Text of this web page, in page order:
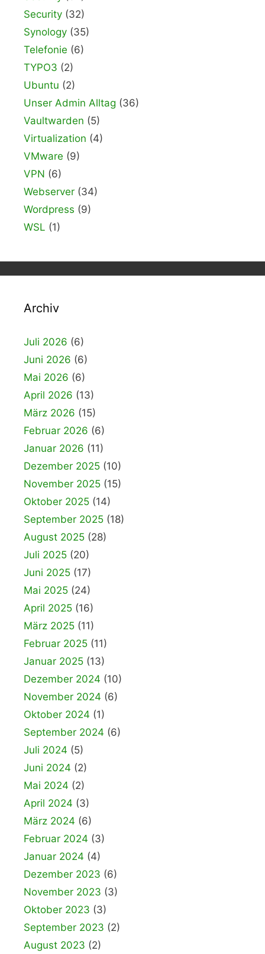
Security (32)
Synology (35)
Telefonie (6)
TYPO3 (2)
Ubuntu (2)
Unser Admin Alltag (36)
Vaultwarden (5)
Virtualization (4)
VMware (9)
VPN (6)
Webserver (34)
Wordpress (9)
WSL (1)
Archiv
Juli 2026 (6)
Juni 2026 (6)
Mai 2026 (6)
April 2026 (13)
März 2026 (15)
Februar 2026 (6)
Januar 2026 (11)
Dezember 2025 (10)
November 2025 (15)
Oktober 2025 (14)
September 2025 (18)
August 2025 (28)
Juli 2025 (20)
Juni 2025 (17)
Mai 2025 (24)
April 2025 (16)
März 2025 (11)
Februar 2025 (11)
Januar 2025 (13)
Dezember 2024 (10)
November 2024 (6)
Oktober 2024 (1)
September 2024 (6)
Juli 2024 (5)
Juni 2024 (2)
Mai 2024 (2)
April 2024 (3)
März 2024 (6)
Februar 2024 (3)
Januar 2024 (4)
Dezember 2023 (6)
November 2023 (3)
Oktober 2023 (3)
September 2023 (2)
August 2023 (2)